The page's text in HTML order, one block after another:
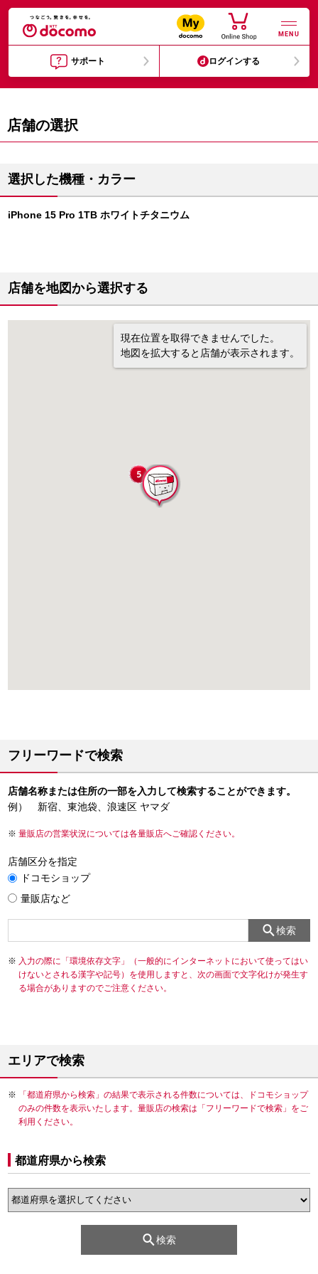
MENU
サポート ログインする
店舗の選択
選択した機種・カラー
iPhone 15 Pro 1TB ホワイトチタニウム
店舗を地図から選択する
現在位置を取得できませんでした。
地図を拡大すると店舗が表示されます。
フリーワードで検索
店舗名称または住所の一部を入力して検索することができます。
例） 新宿、東池袋、浪速区 ヤマダ
量販店の営業状況については各量販店へご確認ください。
店舗区分を指定
ドコモショップ
量販店など
検索
入力の際に「環境依存文字」（一般的にインターネットにおいて使ってはい
けないとされる漢字や記号）を使用しますと、次の画面で文字化けが発生す
る場合がありますのでご注意ください。
エリアで検索
「都道府県から検索」の結果で表示される件数については、ドコモショップ
のみの件数を表示いたします。量販店の検索は「フリーワードで検索」をご
利用ください。
都道府県から検索
検索